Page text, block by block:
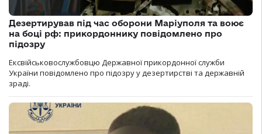
Дезертирував під час оборони Маріуполя та воює
на боці рф: прикордоннику повідомлено про
підозру
Ексвійськовослужбовцю Державної прикордонної служби
України повідомлено про підозру у дезертирстві та державній
зраді.